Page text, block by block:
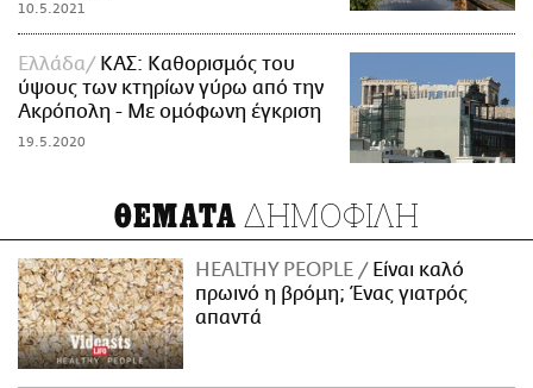
10.5.2021
Ελλάδα
ΚΑΣ: Καθορισμός του
ύψους των κτηρίων γύρω από την
Ακρόπολη - Με ομόφωνη έγκριση
19.5.2020
ΘΕΜΑΤΑ ΔΗΜΟΦΙΛΗ
HEALTHY PEOPLE
Είναι καλό
πρωινό η βρόμη; Ένας γιατρός
απαντά